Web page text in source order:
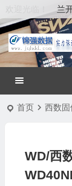
兰
首页 西数固
WD/西